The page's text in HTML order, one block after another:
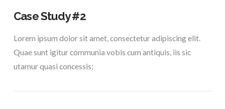
Case Study #2
Lorem ipsum dolor sit amet, consectetur adipiscing elit.
Quae sunt igitur communia vobis cum antiquis, iis sic
utamur quasi concessis;